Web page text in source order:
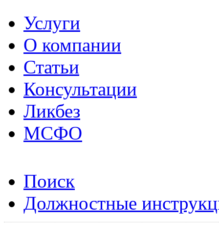
Услуги
О компании
Статьи
Консультации
Ликбез
МСФО
Поиск
Должностные